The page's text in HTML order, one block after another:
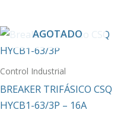
AGOTADO
Control Industrial
BREAKER TRIFÁSICO CSQ
HYCB1-63/3P – 16A